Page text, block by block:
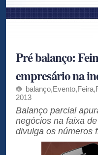
Pré balanço:
empresário na
balanço,Evento,Feira,
2013
Balanço parcial
negócios na faixa
divulga os números